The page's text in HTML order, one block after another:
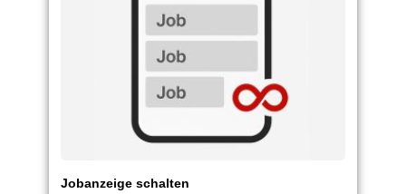
Jobanzeige schalten